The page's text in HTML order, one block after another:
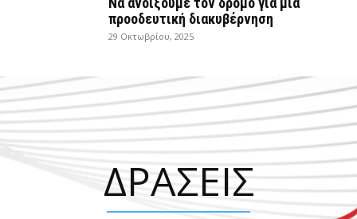
προοδευτική διακυβέρνηση
29 Οκτωβρίου, 2025
ΔΡΑΣΕΙΣ